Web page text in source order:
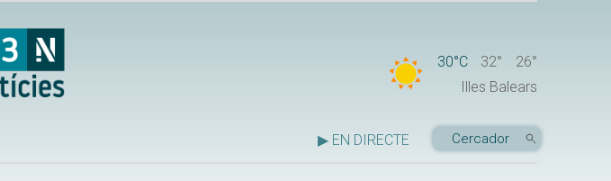
30°C 32°
26°
Illes Balears
▶ EN DIRECTE